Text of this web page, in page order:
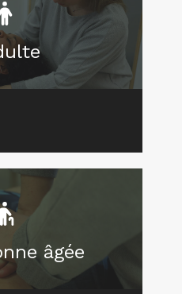
âgée